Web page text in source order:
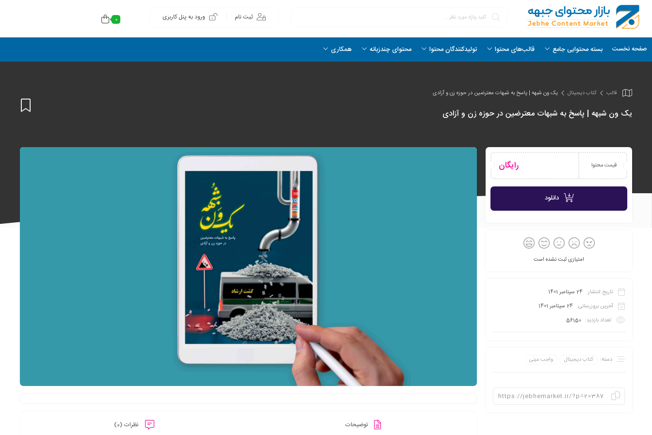
ثبت نام ورود به پنل کاربری 0
صفحه نخست بسته محتوایی جامع قالب‌های محتوا تولیدکنندگان محتوا محتوای چندزبانه همکاری
قالب کتاب دیجیتال یک ون شبهه | پاسخ به شبهات معترضین در حوزه زن و آزادی
یک ون شبهه | پاسخ به شبهات معترضین در حوزه زن و آزادی
توضیحات نظرات (0)
قیمت محتوا رایگان
دانلود
امتیازی ثبت نشده است
تاریخ انتشار: 24 سپتامبر 1401
آخرین بروزرسانی: 24 سپتامبر 1401
تعداد بازدید: 56150
دسته: کتاب دیجیتال واجب عینی